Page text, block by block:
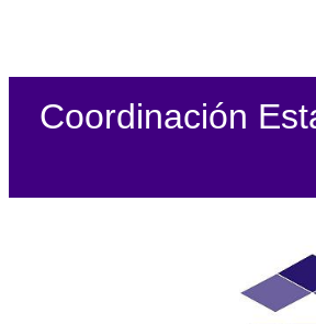
Coordinación